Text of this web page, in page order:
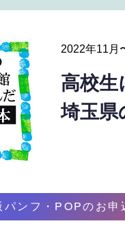
2022年11月
高校生
埼玉県
パンフ・POPのお申